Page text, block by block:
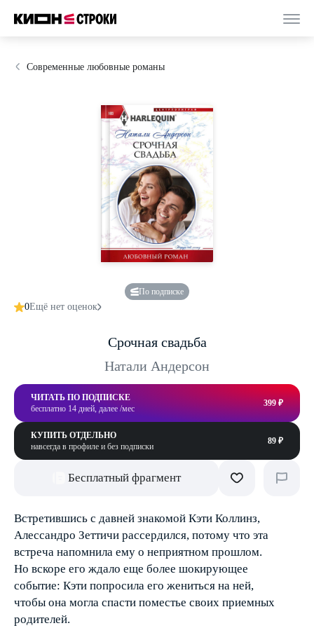
Современные любовные романы
По подписке
0Ещё нет оценок
Срочная свадьба
Натали Андерсон
ЧИТАТЬ ПО ПОДПИСКЕ
бесплатно 14 дней, далее /мес
399 ₽
КУПИТЬ ОТДЕЛЬНО
навсегда в профиле и без подписки
89 ₽
Бесплатный фрагмент
Встретившись с давней знакомой Кэти Коллинз,
Алессандро Зеттичи рассердился, потому что эта
встреча напомнила ему о неприятном прошлом.
Но вскоре его ждало еще более шокирующее
событие: Кэти попросила его жениться на ней,
чтобы она могла спасти поместье своих приемных
родителей.